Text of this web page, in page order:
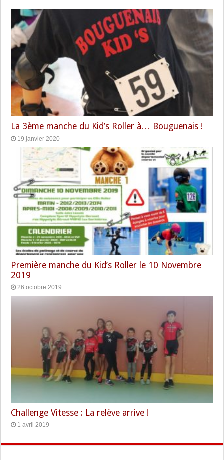
La 3ème manche du Kid’s Roller à… Bouguenais !
19 janvier 2020
Première manche du Kid’s Roller le 10 Novembre
2019
26 octobre 2019
Challenge Vitesse : La relève arrive !
1 avril 2019